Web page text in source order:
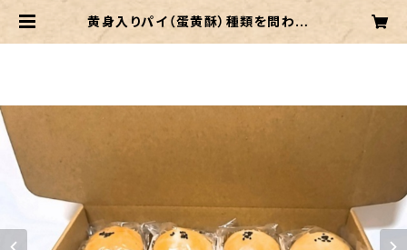
黄身入りパイ（蛋黄酥）種類を問わず２
箱以上はCONTACTしてからのご購